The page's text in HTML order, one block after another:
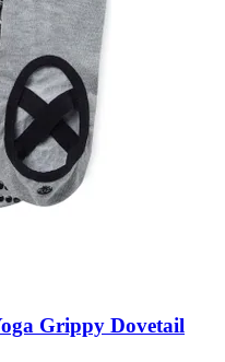
Grippy Dovetail